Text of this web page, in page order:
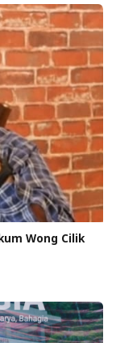
Wong Cilik